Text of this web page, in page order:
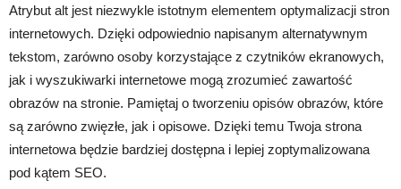
Atrybut alt jest niezwykle istotnym elementem optymalizacji stron
internetowych. Dzięki odpowiednio napisanym alternatywnym
tekstom, zarówno osoby korzystające z czytników ekranowych,
jak i wyszukiwarki internetowe mogą zrozumieć zawartość
obrazów na stronie. Pamiętaj o tworzeniu opisów obrazów, które
są zarówno zwięzłe, jak i opisowe. Dzięki temu Twoja strona
internetowa będzie bardziej dostępna i lepiej zoptymalizowana
pod kątem SEO.